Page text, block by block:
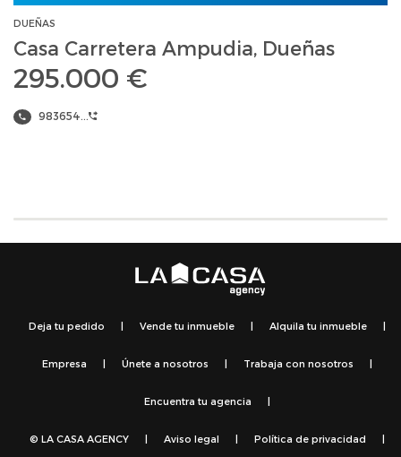
DUEÑAS
Casa Carretera Ampudia, Dueñas
295.000 €
983654...
Deja tu pedido Vende tu inmueble Alquila tu inmueble
Empresa Únete a nosotros Trabaja con nosotros
Encuentra tu agencia
© LA CASA AGENCY Aviso legal Política de privacidad